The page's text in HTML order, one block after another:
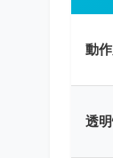
動
透